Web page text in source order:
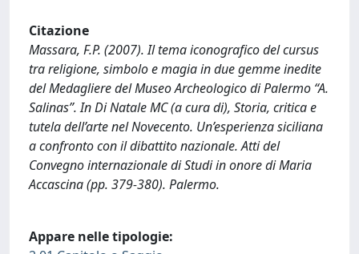
Citazione
Massara, F.P. (2007). Il tema iconografico del cursus
tra religione, simbolo e magia in due gemme inedite
del Medagliere del Museo Archeologico di Palermo “A.
Salinas”. In Di Natale MC (a cura di), Storia, critica e
tutela dell’arte nel Novecento. Un’esperienza siciliana
a confronto con il dibattito nazionale. Atti del
Convegno internazionale di Studi in onore di Maria
Accascina (pp. 379-380). Palermo.
Appare nelle tipologie: